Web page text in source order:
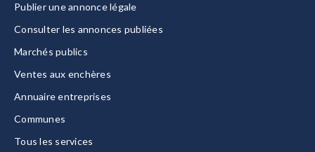
Publier une annonce légale
Consulter les annonces publiées
Marchés publics
Ventes aux enchères
Annuaire entreprises
Communes
Tous les services